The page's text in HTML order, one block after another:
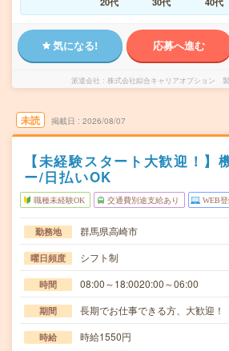
気になる! 応募へ進む
派遣会社 株式会社綜合キャリアオプション 製
未読 掲載日 2026/08/07
【未経験スタート大歓迎！】
ー/日払いOK
職種未経験OK 交通費別途支給あり WEB
勤務地 群馬県高崎市
曜日頻度 シフト制
時間 08:00～18:0020:00～06:00
期間 長期でお仕事できる方、大歓迎！
時給 時給1550円